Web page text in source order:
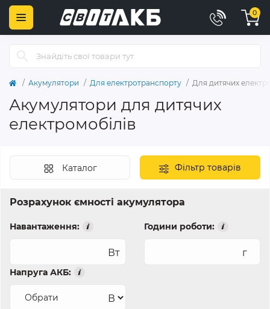
0
Акумулятори Для електротранспорту Для дитячих
Акумулятори для дитячих
електромобілів
Фільтр товарів
Каталог
Розрахунок ємності акумулятора
Навантаження:
Вт
Години роботи:
г
Напруга АКБ:
В